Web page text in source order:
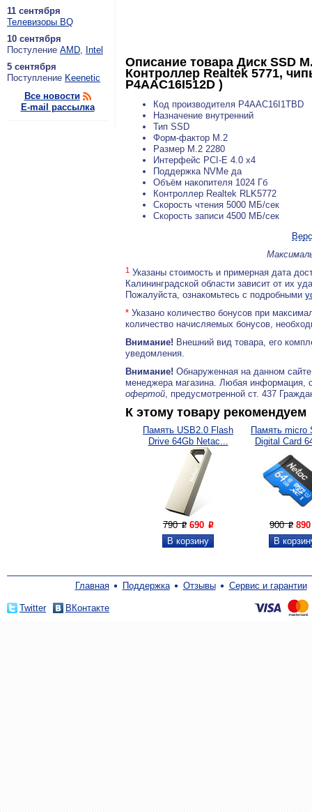
11 сентября
Теле­ви­зо­ры BQ
10 сентября
По­сту­ле­ние AMD, Intel
5 сентября
По­ступ­ле­ние Keenetic
Все новости
E-mail рассылка
Описание товара Диск SSD
Контроллер Realtek 5771,
P4AAC16I512D )
Код производителя P4AAC16I1TBD
Назначение внутренний
Тип SSD
Форм-фактор M.2
Размер M.2 2280
Интерфейс PCI-E 4.0 x4
Поддержка NVMe да
Объём накопителя 1024 Гб
Контроллер Realtek RLK5772
Скорость чтения 5000 МБ/сек
Скорость записи 4500 МБ/сек
1 Указаны стоимость и примерная дата
Калининградской области зависит от их
Пожалуйста, ознакомьтесь с подробными
* Указано количество бонусов при
количество начисляемых бонусов,
Внимание! Внешний вид товара, его
уведомления.
Внимание! Обнаруженная на данном
менеджера магазина. Любая информация,
офертой, предусмотренной ст. 437
К этому товару рекомендуем
Память USB2.0 Flash
Drive 64Gb Netac...
790P 690 P
Память micro
Digital Card
900P
Главная Поддержка Отзывы Сервис и гарантии
Twitter ВКонтакте